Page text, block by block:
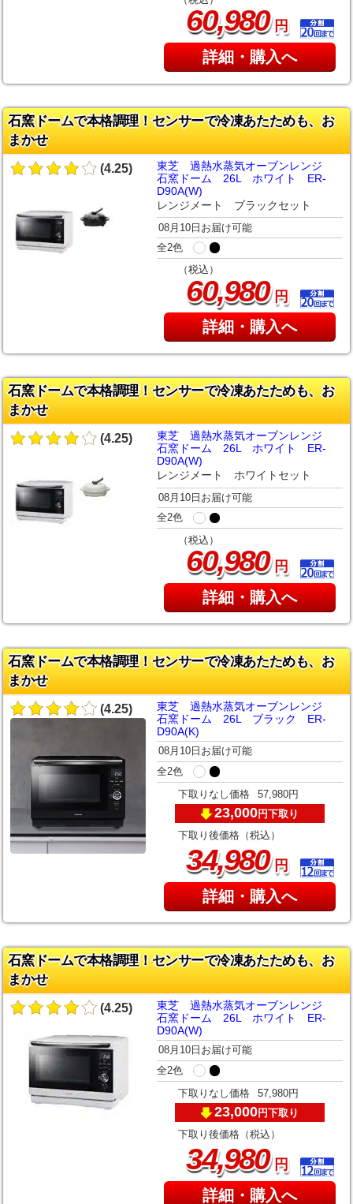
60,980円
詳細・購入へ
石窯ドームで本格調理！センサーで冷凍あたためも、お
まかせ
(4.25)
東芝 過熱水蒸気オーブンレンジ
石窯ドーム 26L ホワイト ER-
D90A(W)
レンジメート ブラックセット
08月10日お届け可能
全2色
（税込）
60,980円
詳細・購入へ
石窯ドームで本格調理！センサーで冷凍あたためも、お
まかせ
(4.25)
東芝 過熱水蒸気オーブンレンジ
石窯ドーム 26L ホワイト ER-
D90A(W)
レンジメート ホワイトセット
08月10日お届け可能
全2色
（税込）
60,980円
詳細・購入へ
石窯ドームで本格調理！センサーで冷凍あたためも、お
まかせ
(4.25)
東芝 過熱水蒸気オーブンレンジ
石窯ドーム 26L ブラック ER-
D90A(K)
08月10日お届け可能
全2色
下取りなし価格 57,980円
23,000円下取り
下取り後価格（税込）
34,980円
詳細・購入へ
石窯ドームで本格調理！センサーで冷凍あたためも、お
まかせ
(4.25)
東芝 過熱水蒸気オーブンレンジ
石窯ドーム 26L ホワイト ER-
D90A(W)
08月10日お届け可能
全2色
下取りなし価格 57,980円
23,000円下取り
下取り後価格（税込）
34,980円
詳細・購入へ